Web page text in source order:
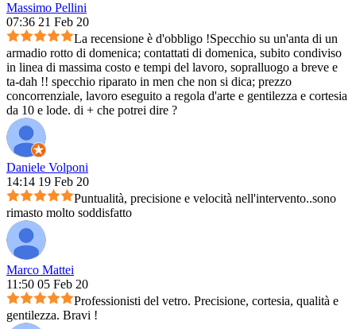
Massimo Pellini
07:36 21 Feb 20
La recensione è d'obbligo !Specchio su un'anta di un
armadio rotto di domenica; contattati di domenica, subito condiviso
in linea di massima costo e tempi del lavoro, sopralluogo a breve e
ta-dah !! specchio riparato in men che non si dica; prezzo
concorrenziale, lavoro eseguito a regola d'arte e gentilezza e cortesia
da 10 e lode. di + che potrei dire ?
Daniele Volponi
14:14 19 Feb 20
Puntualità, precisione e velocità nell'intervento..sono
rimasto molto soddisfatto
Marco Mattei
11:50 05 Feb 20
Professionisti del vetro. Precisione, cortesia, qualità e
gentilezza. Bravi !